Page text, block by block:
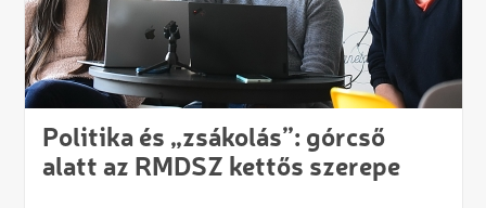
Politika és „zsákolás”: górcső
alatt az RMDSZ kettős szerepe